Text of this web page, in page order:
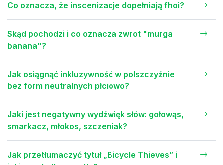
Co oznacza, że inscenizacje dopełniają fhoi?
Skąd pochodzi i co oznacza zwrot "murga
banana"?
Jak osiągnąć inkluzywność w polszczyźnie
bez form neutralnych płciowo?
Jaki jest negatywny wydźwięk słów: gołowąs,
smarkacz, młokos, szczeniak?
Jak przetłumaczyć tytuł „Bicycle Thieves” i